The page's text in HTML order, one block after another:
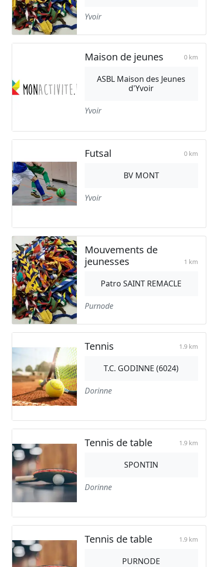
Yvoir
Maison de jeunes 0 km
ASBL Maison des Jeunes
d'Yvoir
Yvoir
Futsal 0 km
BV MONT
Yvoir
Mouvements de
jeunesses
1 km
Patro SAINT REMACLE
Purnode
Tennis 1.9 km
T.C. GODINNE (6024)
Dorinne
Tennis de table 1.9 km
SPONTIN
Dorinne
Tennis de table 1.9 km
PURNODE